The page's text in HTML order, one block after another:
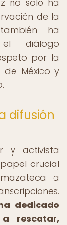
no solo ha
de la
ha
diálogo
por la
de México y
difusión
y activista
crucial
a
dedicado
rescatar,